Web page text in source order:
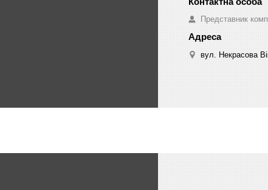
Представник
вул. Некрасова